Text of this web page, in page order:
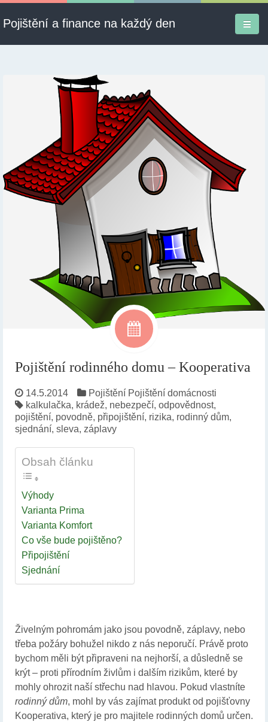
Pojištění a finance na každý den
Ekonomika
Pojištění rodinného domu – Kooperativa
14.5.2014 Pojištění Pojištění domácnosti
kalkulačka, krádež, nebezpečí, odpovědnost,
pojištění, povodně, připojištění, rizika, rodinný dům,
sjednání, sleva, záplavy
Obsah článku
Výhody
Varianta Prima
Varianta Komfort
Co vše bude pojištěno?
Připojištění
Sjednání
Živelným pohromám jako jsou povodně, záplavy, nebo
třeba požáry bohužel nikdo z nás neporučí. Právě proto
bychom měli být připraveni na nejhorší, a důsledně se
krýt – proti přírodním živlům i dalším rizikům, které by
mohly ohrozit naší střechu nad hlavou. Pokud vlastníte
rodinný dům, mohl by vás zajímat produkt od pojišťovny
Kooperativa, který je pro majitele rodinných domů určen.